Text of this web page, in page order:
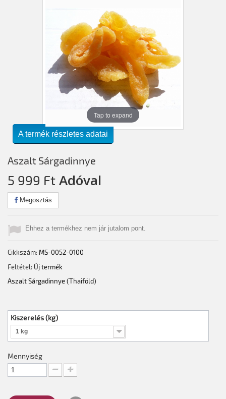
Tap to expand
A termék részletes adatai
Aszalt Sárgadinnye
5 999 Ft‎ Adóval
Megosztás
Ehhez a termékhez nem jár jutalom pont.
Cikkszám: MS-0052-0100
Feltétel: Új termék
Aszalt Sárgadinnye (Thaiföld)
Kiszerelés (kg)
1 kg
Mennyiség